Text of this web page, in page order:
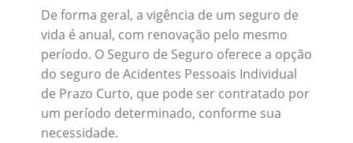
De forma geral, a vigência de um seguro de
vida é anual, com renovação pelo mesmo
período. O Seguro de Seguro oferece a opção
do seguro de Acidentes Pessoais Individual
de Prazo Curto, que pode ser contratado por
um período determinado, conforme sua
necessidade.